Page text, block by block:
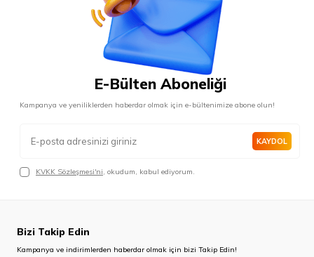
E-Bülten Aboneliği
Kampanya ve yeniliklerden haberdar olmak için e-bültenimize abone olun!
KAYDOL
KVKK Sözleşmesi'ni, okudum, kabul ediyorum.
Bizi Takip Edin
Kampanya ve indirimlerden haberdar olmak için bizi Takip Edin!